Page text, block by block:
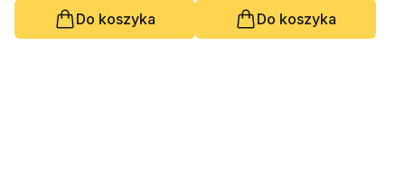
Do koszyka
Do koszyka